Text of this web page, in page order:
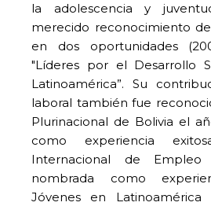
la adolescencia y
merecido reconocimiento
en dos oportunidades
"Líderes por el Desarrollo
Latinoamérica”. Su
laboral también fue
Plurinacional de Bolivia el
como experiencia
Internacional de Empleo
nombrada como
Jóvenes en